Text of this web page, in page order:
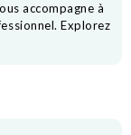
accompagne à
Explorez